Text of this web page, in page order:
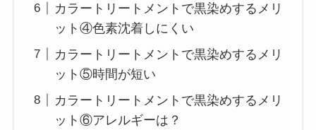
カラートリートメントで黒染めするメリ
ット④色素沈着しにくい
カラートリートメントで黒染めするメリ
ット⑤時間が短い
カラートリートメントで黒染めするメリ
ット⑥アレルギーは？